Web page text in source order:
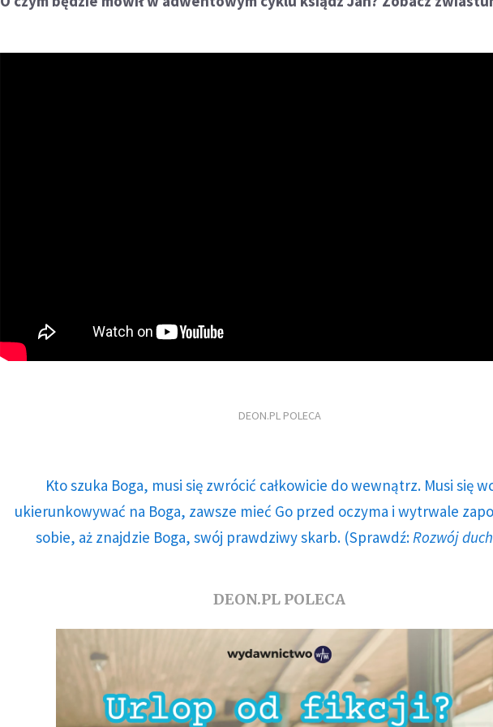
DEON.PL POLECA
Kto szuka Boga, musi się zwrócić całkowicie do wewnątrz. Musi się
ukierunkowywać na Boga, zawsze mieć Go przed oczyma i wytrwale
sobie, aż znajdzie Boga, swój prawdziwy skarb. (Sprawdź: Rozwój
DEON.PL POLECA